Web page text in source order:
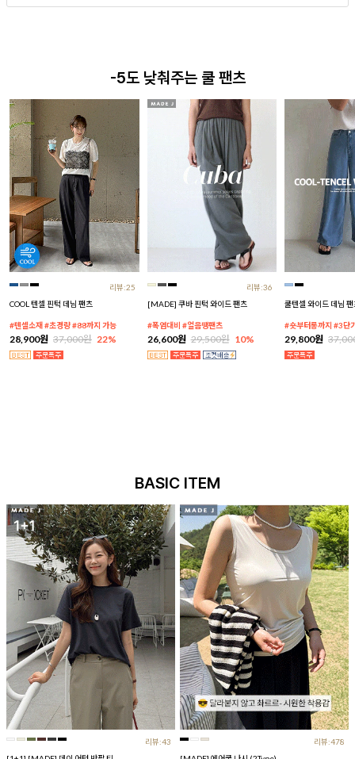
-5도 낮춰주는 쿨 팬츠
리뷰:25
COOL 텐셀 핀턱 데님 팬츠
#텐셀소재 #초경량 #88까지 가능
28,900원 37,000원 22%
리뷰:36
[MADE] 쿠바 핀턱 와이드 팬츠
#폭염대비 #얼음땡팬츠
26,600원 29,500원 10%
쿨텐셀 와이드 데님 팬
#숏부터롱까지 #3단
29,800원
BASIC ITEM
리뷰:43
리뷰:478